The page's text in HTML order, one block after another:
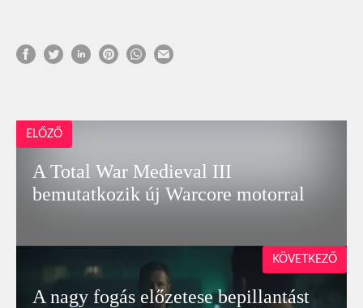
ELŐZŐ
A Total War Medieval III
bemutatkozik új Warcore motorral
A nagy fogás előzetese bepillantást
KÖVETKEZŐ